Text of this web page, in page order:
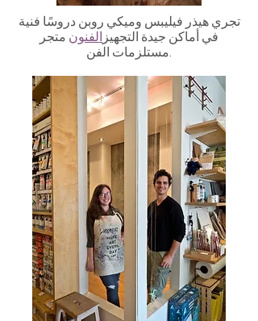
تجري هيذر فيليبس وميكي روبن دروسًا فنية
في أماكن جيدة التجهيز
الفنون متجر